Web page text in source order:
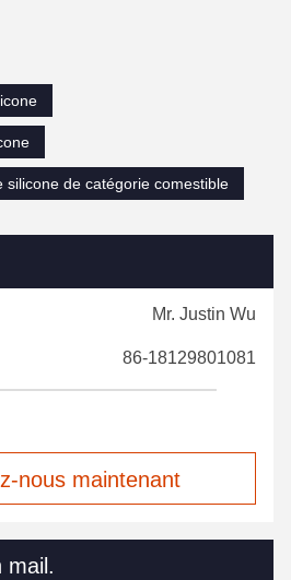
silicone de catégorie comestible
Mr. Justin Wu
86-18129801081
nous maintenant
mail.